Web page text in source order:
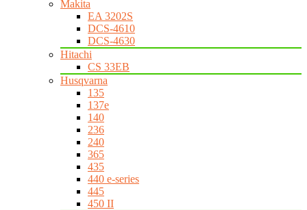
Makita
EA 3202S
DCS-4610
DCS-4630
Hitachi
CS 33EB
Husqvarna
135
137e
140
236
240
365
435
440 e-series
445
450 II